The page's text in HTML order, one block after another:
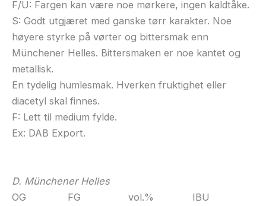
F/U: Fargen kan være noe mørkere, ingen kaldtåke.
S: Godt utgjæret med ganske tørr karakter. Noe
høyere styrke på vørter og bittersmak enn
Münchener Helles. Bittersmaken er noe kantet og
metallisk.
En tydelig humlesmak. Hverken fruktighet eller
diacetyl skal finnes.
F: Lett til medium fylde.
Ex: DAB Export.
D. Münchener Helles
OG FG vol.% IBU